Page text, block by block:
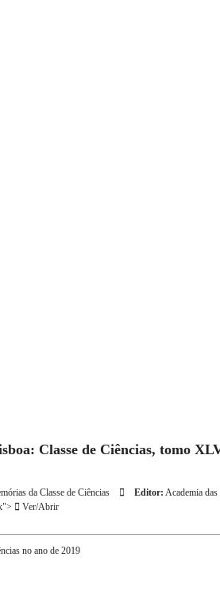
Classe de Ciências, tomo
da Classe de Ciências Editor: Academia
Ver/Abrir
no ano de 2019